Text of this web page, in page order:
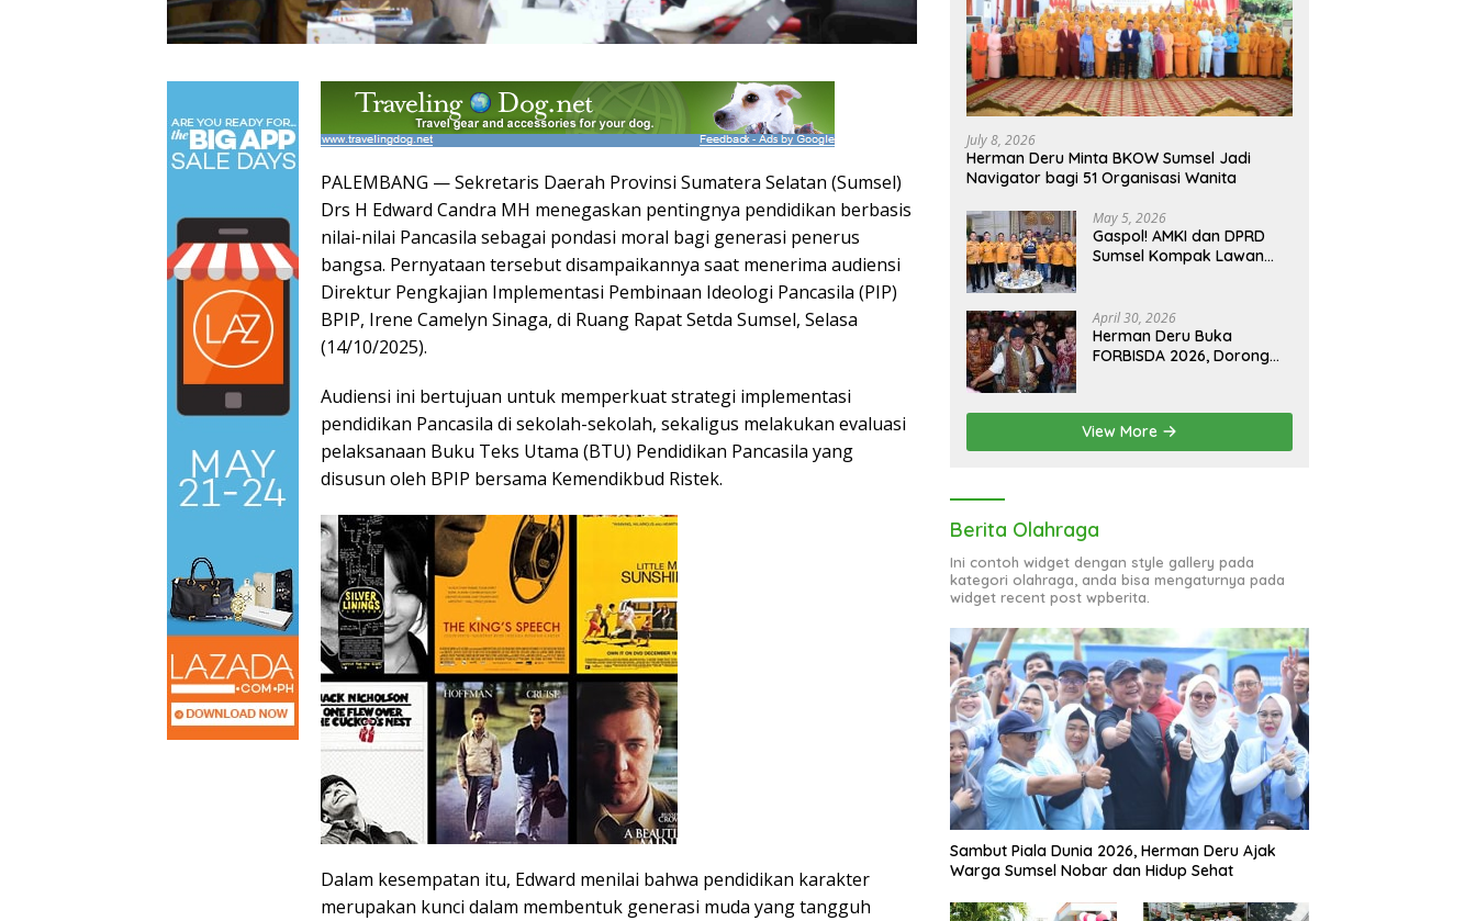
PALEMBANG — Sekretaris Daerah Provinsi Sumatera Selatan (Sumsel)
Drs H Edward Candra MH menegaskan pentingnya pendidikan berbasis
nilai-nilai Pancasila sebagai pondasi moral bagi generasi penerus
bangsa. Pernyataan tersebut disampaikannya saat menerima audiensi
Direktur Pengkajian Implementasi Pembinaan Ideologi Pancasila (PIP)
BPIP, Irene Camelyn Sinaga, di Ruang Rapat Setda Sumsel, Selasa
(14/10/2025).
Audiensi ini bertujuan untuk memperkuat strategi implementasi
pendidikan Pancasila di sekolah-sekolah, sekaligus melakukan evaluasi
pelaksanaan Buku Teks Utama (BTU) Pendidikan Pancasila yang
disusun oleh BPIP bersama Kemendikbud Ristek.
Dalam kesempatan itu, Edward menilai bahwa pendidikan karakter
merupakan kunci dalam membentuk generasi muda yang tangguh
July 8, 2026
Herman Deru Minta BKOW Sumsel Jadi
Navigator bagi 51 Organisasi Wanita
May 5, 2026
Gaspol! AMKI dan DPRD
Sumsel Kompak Lawan
April 30, 2026
Herman Deru Buka
FORBISDA 2026, Dorong
View More
Berita Olahraga
Ini contoh widget dengan style gallery pada
kategori olahraga, anda bisa mengaturnya pada
widget recent post wpberita.
Sambut Piala Dunia 2026, Herman Deru Ajak
Warga Sumsel Nobar dan Hidup Sehat